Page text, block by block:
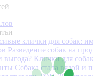
клички для собак:
Разведение собак на
выгода? Клички для
Собака стала вялой и